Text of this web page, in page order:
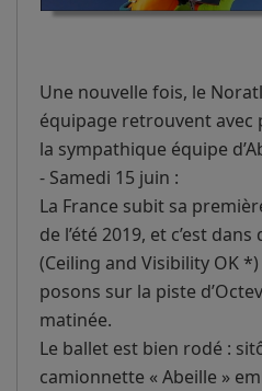
Une nouvelle fois, le
équipage retrouvent avec
la sympathique équipe
- Samedi 15 juin :
La France subit sa
de l’été 2019, et c’est
(Ceiling and Visibility OK
posons sur la piste
matinée.
Le ballet est bien rodé :
camionnette « Abeille »